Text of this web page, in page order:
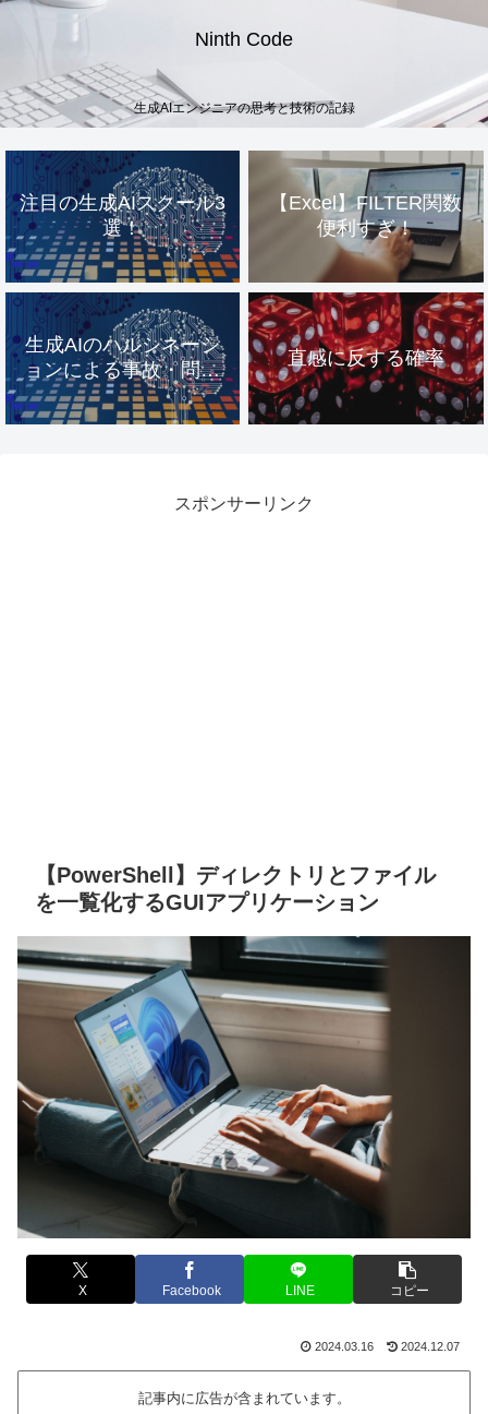
Ninth Code
生成AIエンジニアの思考と技術の記録
注目の生成AIスクール3
選！
【Excel】FILTER関数
便利すぎ！
生成AIのハルシネーシ
ョンによる事故・問題
事例
直感に反する確率
スポンサーリンク
【PowerShell】ディレクトリとファイル
を一覧化するGUIアプリケーション
X Facebook LINE コピー
2024.03.16 2024.12.07
記事内に広告が含まれています。